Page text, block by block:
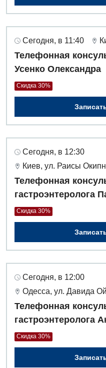
Сегодня, в 11:40
Телефонная
Усенко Олександра
Скидка 30%
Сегодня, в 12:30
Киев, ул. Раисы
Телефонная
гастроэнтеролога
Скидка 30%
Сегодня, в 12:00
Одесса, ул. Давида
Телефонная
гастроэнтеролога
Скидка 30%